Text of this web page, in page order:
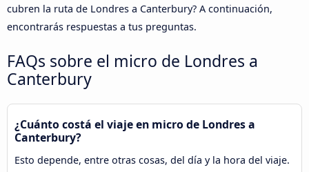
cubren la ruta de Londres a Canterbury? A continuación,
encontrarás respuestas a tus preguntas.
FAQs sobre el micro de Londres a
Canterbury
¿Cuánto costá el viaje en micro de Londres a
Canterbury?
Esto depende, entre otras cosas, del día y la hora del viaje.